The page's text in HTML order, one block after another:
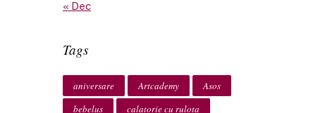
« Dec
Tags
aniversare Artcademy
Asos
bebelus
calatorie cu rulota